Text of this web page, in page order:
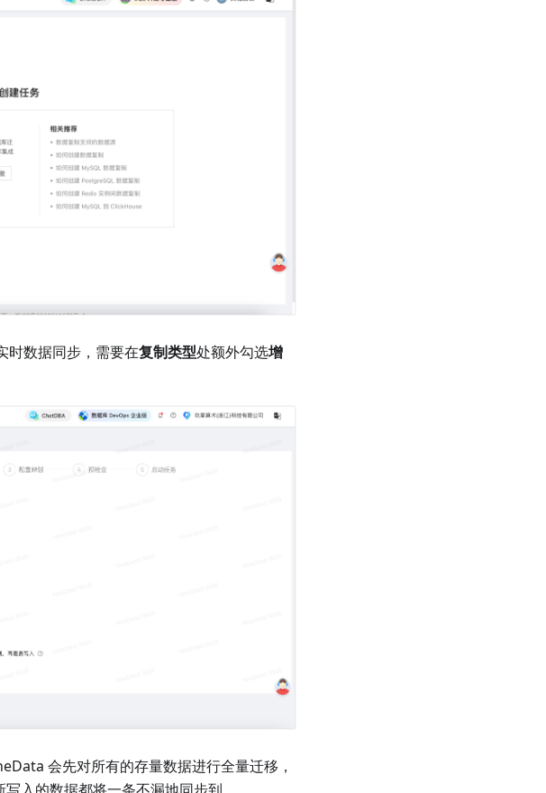
时数据同步，需要在复制类型处额外勾选增
会先对所有的存量数据进行全量迁移，